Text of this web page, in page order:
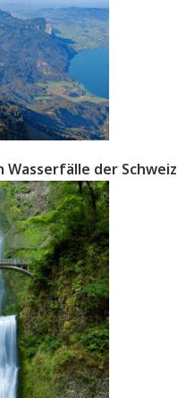
Wasserfälle der Schweiz